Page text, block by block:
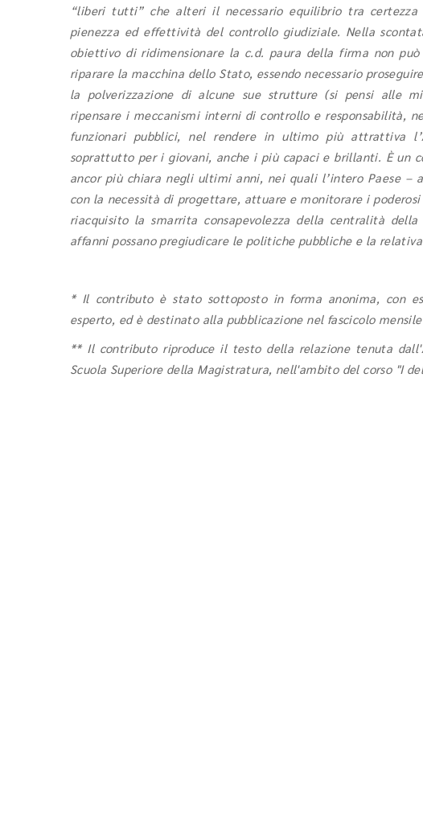
“liberi tutti” che alteri il necessario equilibrio tra
pienezza ed effettività del controllo giudiziale. Nella
obiettivo di ridimensionare la c.d. paura della firma non
riparare la macchina dello Stato, essendo necessario
la polverizzazione di alcune sue strutture (si pensi alle
ripensare i meccanismi interni di controllo e responsabilità,
funzionari pubblici, nel rendere in ultimo più attrattiva
soprattutto per i giovani, anche i più capaci e brillanti. È un
ancor più chiara negli ultimi anni, nei quali l’intero Paese –
con la necessità di progettare, attuare e monitorare i
riacquisito la smarrita consapevolezza della centralità
affanni possano pregiudicare le politiche pubbliche e la
* Il contributo è stato sottoposto in forma anonima, con
esperto, ed è destinato alla pubblicazione nel fascicolo
** Il contributo riproduce il testo della relazione tenuta
Scuola Superiore della Magistratura, nell'ambito del corso "I